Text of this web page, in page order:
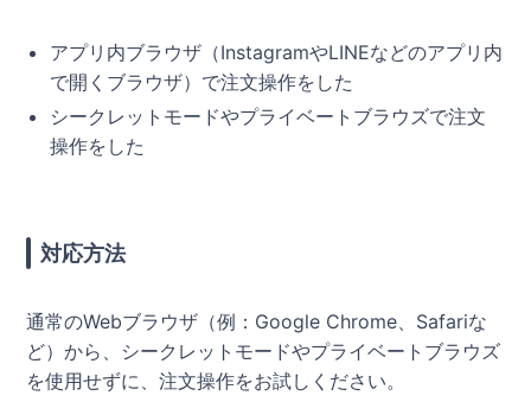
アプリ内ブラウザ（InstagramやLINEなどのアプリ内
で開くブラウザ）で注文操作をした
シークレットモードやプライベートブラウズで注文
操作をした
対応方法
通常のWebブラウザ（例：Google Chrome、Safariな
ど）から、シークレットモードやプライベートブラウズ
を使用せずに、注文操作をお試しください。